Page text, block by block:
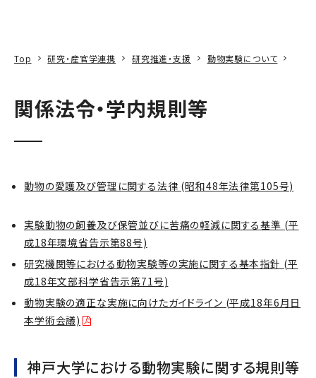
Top 研究・産官学連携 研究推進・支援 動物実験について
関係法令・学内規則等
動物の愛護及び管理に関する法律 (昭和48年法律第105号)
実験動物の飼養及び保管並びに苦痛の軽減に関する基準 (平
成18年環境省告示第88号)
研究機関等における動物実験等の実施に関する基本指針 (平
成18年文部科学省告示第71号)
動物実験の適正な実施に向けたガイドライン (平成18年6月日
本学術会議)
神戸大学における動物実験に関する規則等